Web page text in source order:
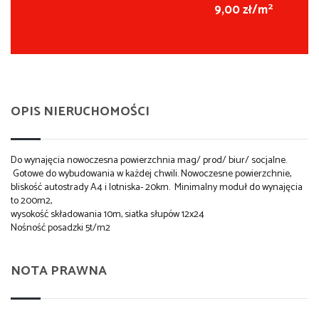
9,00 zł/m2
OPIS NIERUCHOMOŚCI
Do wynajęcia nowoczesna powierzchnia mag/ prod/ biur/ socjalne.
Gotowe do wybudowania w każdej chwili. Nowoczesne powierzchnie,
bliskość autostrady A4 i lotniska- 20km. Minimalny moduł do wynajęcia
to 200m2,
wysokość składowania 10m, siatka słupów 12x24
Nośność posadzki 5t/m2
NOTA PRAWNA